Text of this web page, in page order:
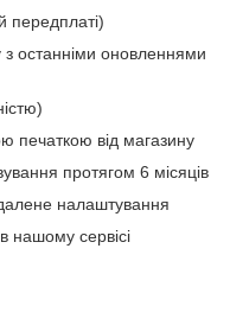
передплаті)
останніми оновленнями
печаткою від магазину
протягом 6 місяців
налаштування
нашому сервісі